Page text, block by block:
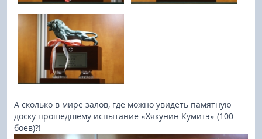
А сколько в мире залов, где можно увидеть памятную
доску прошедшему испытание «Хякунин Кумитэ» (100
боев)?!